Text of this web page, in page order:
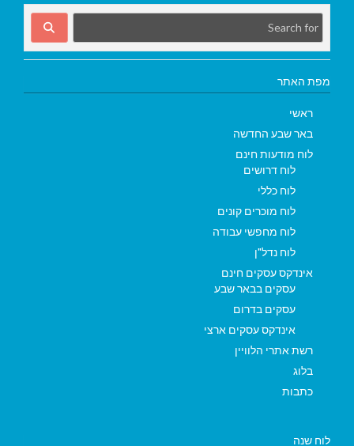
מפת האתר
ראשי
באר שבע החדשה
לוח מודעות חינם
לוח דרושים
לוח כללי
לוח מוכרים קונים
לוח מחפשי עבודה
לוח נדל"ן
אינדקס עסקים חינם
עסקים בבאר שבע
עסקים בדרום
אינדקס עסקים ארצי
רשת אתרי הלוויין
בלוג
כתבות
לוח שנה